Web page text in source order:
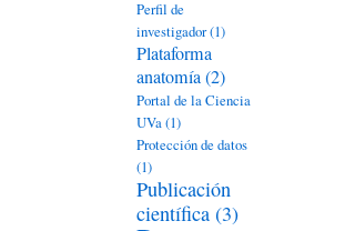
Perfil de
investigador(1)
Plataforma
anatomía(2)
Portal de la Ciencia
UVa(1)
Protección de datos
(1)
Publicación
científica (3)